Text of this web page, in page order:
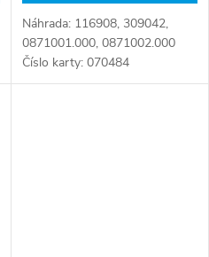
Náhrada: 116908, 309042,
0871001.000, 0871002.000
Číslo karty: 070484